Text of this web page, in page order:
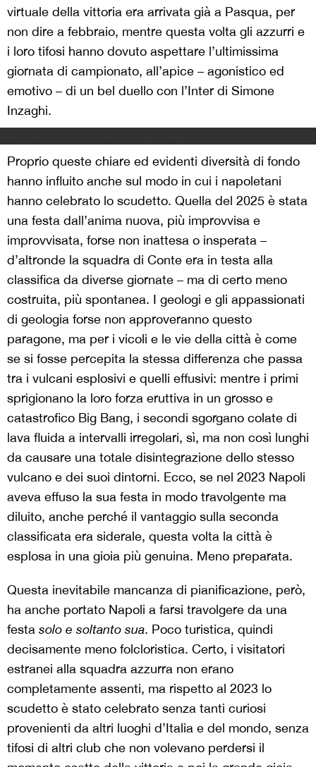
virtuale della vittoria era arrivata già a Pasqua, per
non dire a febbraio, mentre questa volta gli azzurri e
i loro tifosi hanno dovuto aspettare l’ultimissima
giornata di campionato, all’apice – agonistico ed
emotivo – di un bel duello con l’Inter di Simone
Inzaghi.
Proprio queste chiare ed evidenti diversità di fondo
hanno influito anche sul modo in cui i napoletani
hanno celebrato lo scudetto. Quella del 2025 è stata
una festa dall’anima nuova, più improvvisa e
improvvisata, forse non inattesa o insperata –
d’altronde la squadra di Conte era in testa alla
classifica da diverse giornate – ma di certo meno
costruita, più spontanea. I geologi e gli appassionati
di geologia forse non approveranno questo
paragone, ma per i vicoli e le vie della città è come
se si fosse percepita la stessa differenza che passa
tra i vulcani esplosivi e quelli effusivi: mentre i primi
sprigionano la loro forza eruttiva in un grosso e
catastrofico Big Bang, i secondi sgorgano colate di
lava fluida a intervalli irregolari, sì, ma non così lunghi
da causare una totale disintegrazione dello stesso
vulcano e dei suoi dintorni. Ecco, se nel 2023 Napoli
aveva effuso la sua festa in modo travolgente ma
diluito, anche perché il vantaggio sulla seconda
classificata era siderale, questa volta la città è
esplosa in una gioia più genuina. Meno preparata.
Questa inevitabile mancanza di pianificazione, però,
ha anche portato Napoli a farsi travolgere da una
festa solo e soltanto sua. Poco turistica, quindi
decisamente meno folcloristica. Certo, i visitatori
estranei alla squadra azzurra non erano
completamente assenti, ma rispetto al 2023 lo
scudetto è stato celebrato senza tanti curiosi
provenienti da altri luoghi d’Italia e del mondo, senza
tifosi di altri club che non volevano perdersi il